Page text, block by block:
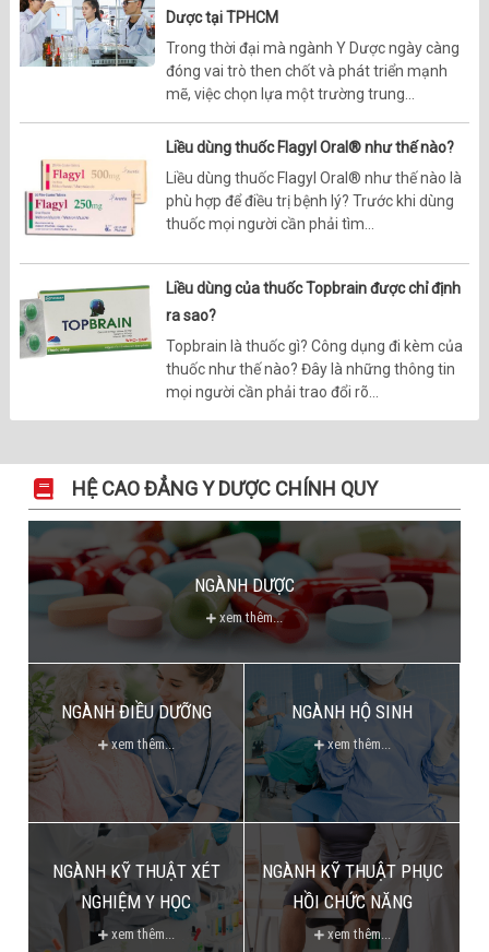
Dược tại TPHCM
Trong thời đại mà ngành Y Dược ngày càng
đóng vai trò then chốt và phát triển mạnh
mẽ, việc chọn lựa một trường trung...
Liều dùng thuốc Flagyl Oral® như thế nào?
Liều dùng thuốc Flagyl Oral® như thế nào là
phù hợp để điều trị bệnh lý? Trước khi dùng
thuốc mọi người cần phải tìm...
Liều dùng của thuốc Topbrain được chỉ định
ra sao?
Topbrain là thuốc gì? Công dụng đi kèm của
thuốc như thế nào? Đây là những thông tin
mọi người cần phải trao đổi rõ...
HỆ CAO ĐẲNG Y DƯỢC CHÍNH QUY
NGÀNH DƯỢC
xem thêm...
NGÀNH ĐIỀU DƯỠNG
xem thêm...
NGÀNH HỘ SINH
xem thêm...
NGÀNH KỸ THUẬT XÉT
NGHIỆM Y HỌC
xem thêm...
NGÀNH KỸ THUẬT PHỤC
HỒI CHỨC NĂNG
xem thêm...